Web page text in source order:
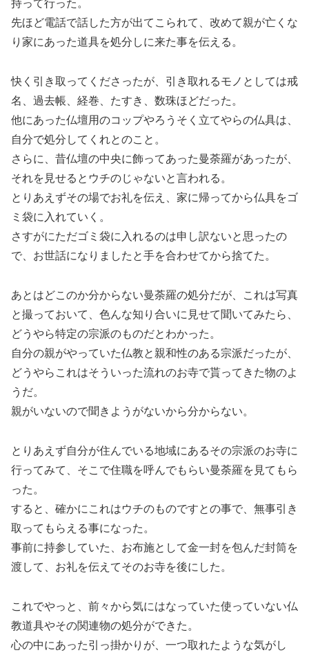
持って行った。
先ほど電話で話した方が出てこられて、改めて親が亡くな
り家にあった道具を処分しに来た事を伝える。
快く引き取ってくださったが、引き取れるモノとしては戒
名、過去帳、経巻、たすき、数珠ほどだった。
他にあった仏壇用のコップやろうそく立てやらの仏具は、
自分で処分してくれとのこと。
さらに、昔仏壇の中央に飾ってあった曼荼羅があったが、
それを見せるとウチのじゃないと言われる。
とりあえずその場でお礼を伝え、家に帰ってから仏具をゴ
ミ袋に入れていく。
さすがにただゴミ袋に入れるのは申し訳ないと思ったの
で、お世話になりましたと手を合わせてから捨てた。
あとはどこのか分からない曼荼羅の処分だが、これは写真
と撮っておいて、色んな知り合いに見せて聞いてみたら、
どうやら特定の宗派のものだとわかった。
自分の親がやっていた仏教と親和性のある宗派だったが、
どうやらこれはそういった流れのお寺で貰ってきた物のよ
うだ。
親がいないので聞きようがないから分からない。
とりあえず自分が住んでいる地域にあるその宗派のお寺に
行ってみて、そこで住職を呼んでもらい曼荼羅を見てもら
った。
すると、確かにこれはウチのものですとの事で、無事引き
取ってもらえる事になった。
事前に持参していた、お布施として金一封を包んだ封筒を
渡して、お礼を伝えてそのお寺を後にした。
これでやっと、前々から気にはなっていた使っていない仏
教道具やその関連物の処分ができた。
心の中にあった引っ掛かりが、一つ取れたような気がし